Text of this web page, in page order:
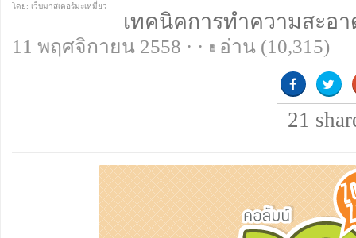
โดย: เว็บมาสเตอร์มะเหมี่ยว
เทคนิคการทำความสะอ
11 พฤศจิกายน 2558 · · อ่าน (10,315)
21